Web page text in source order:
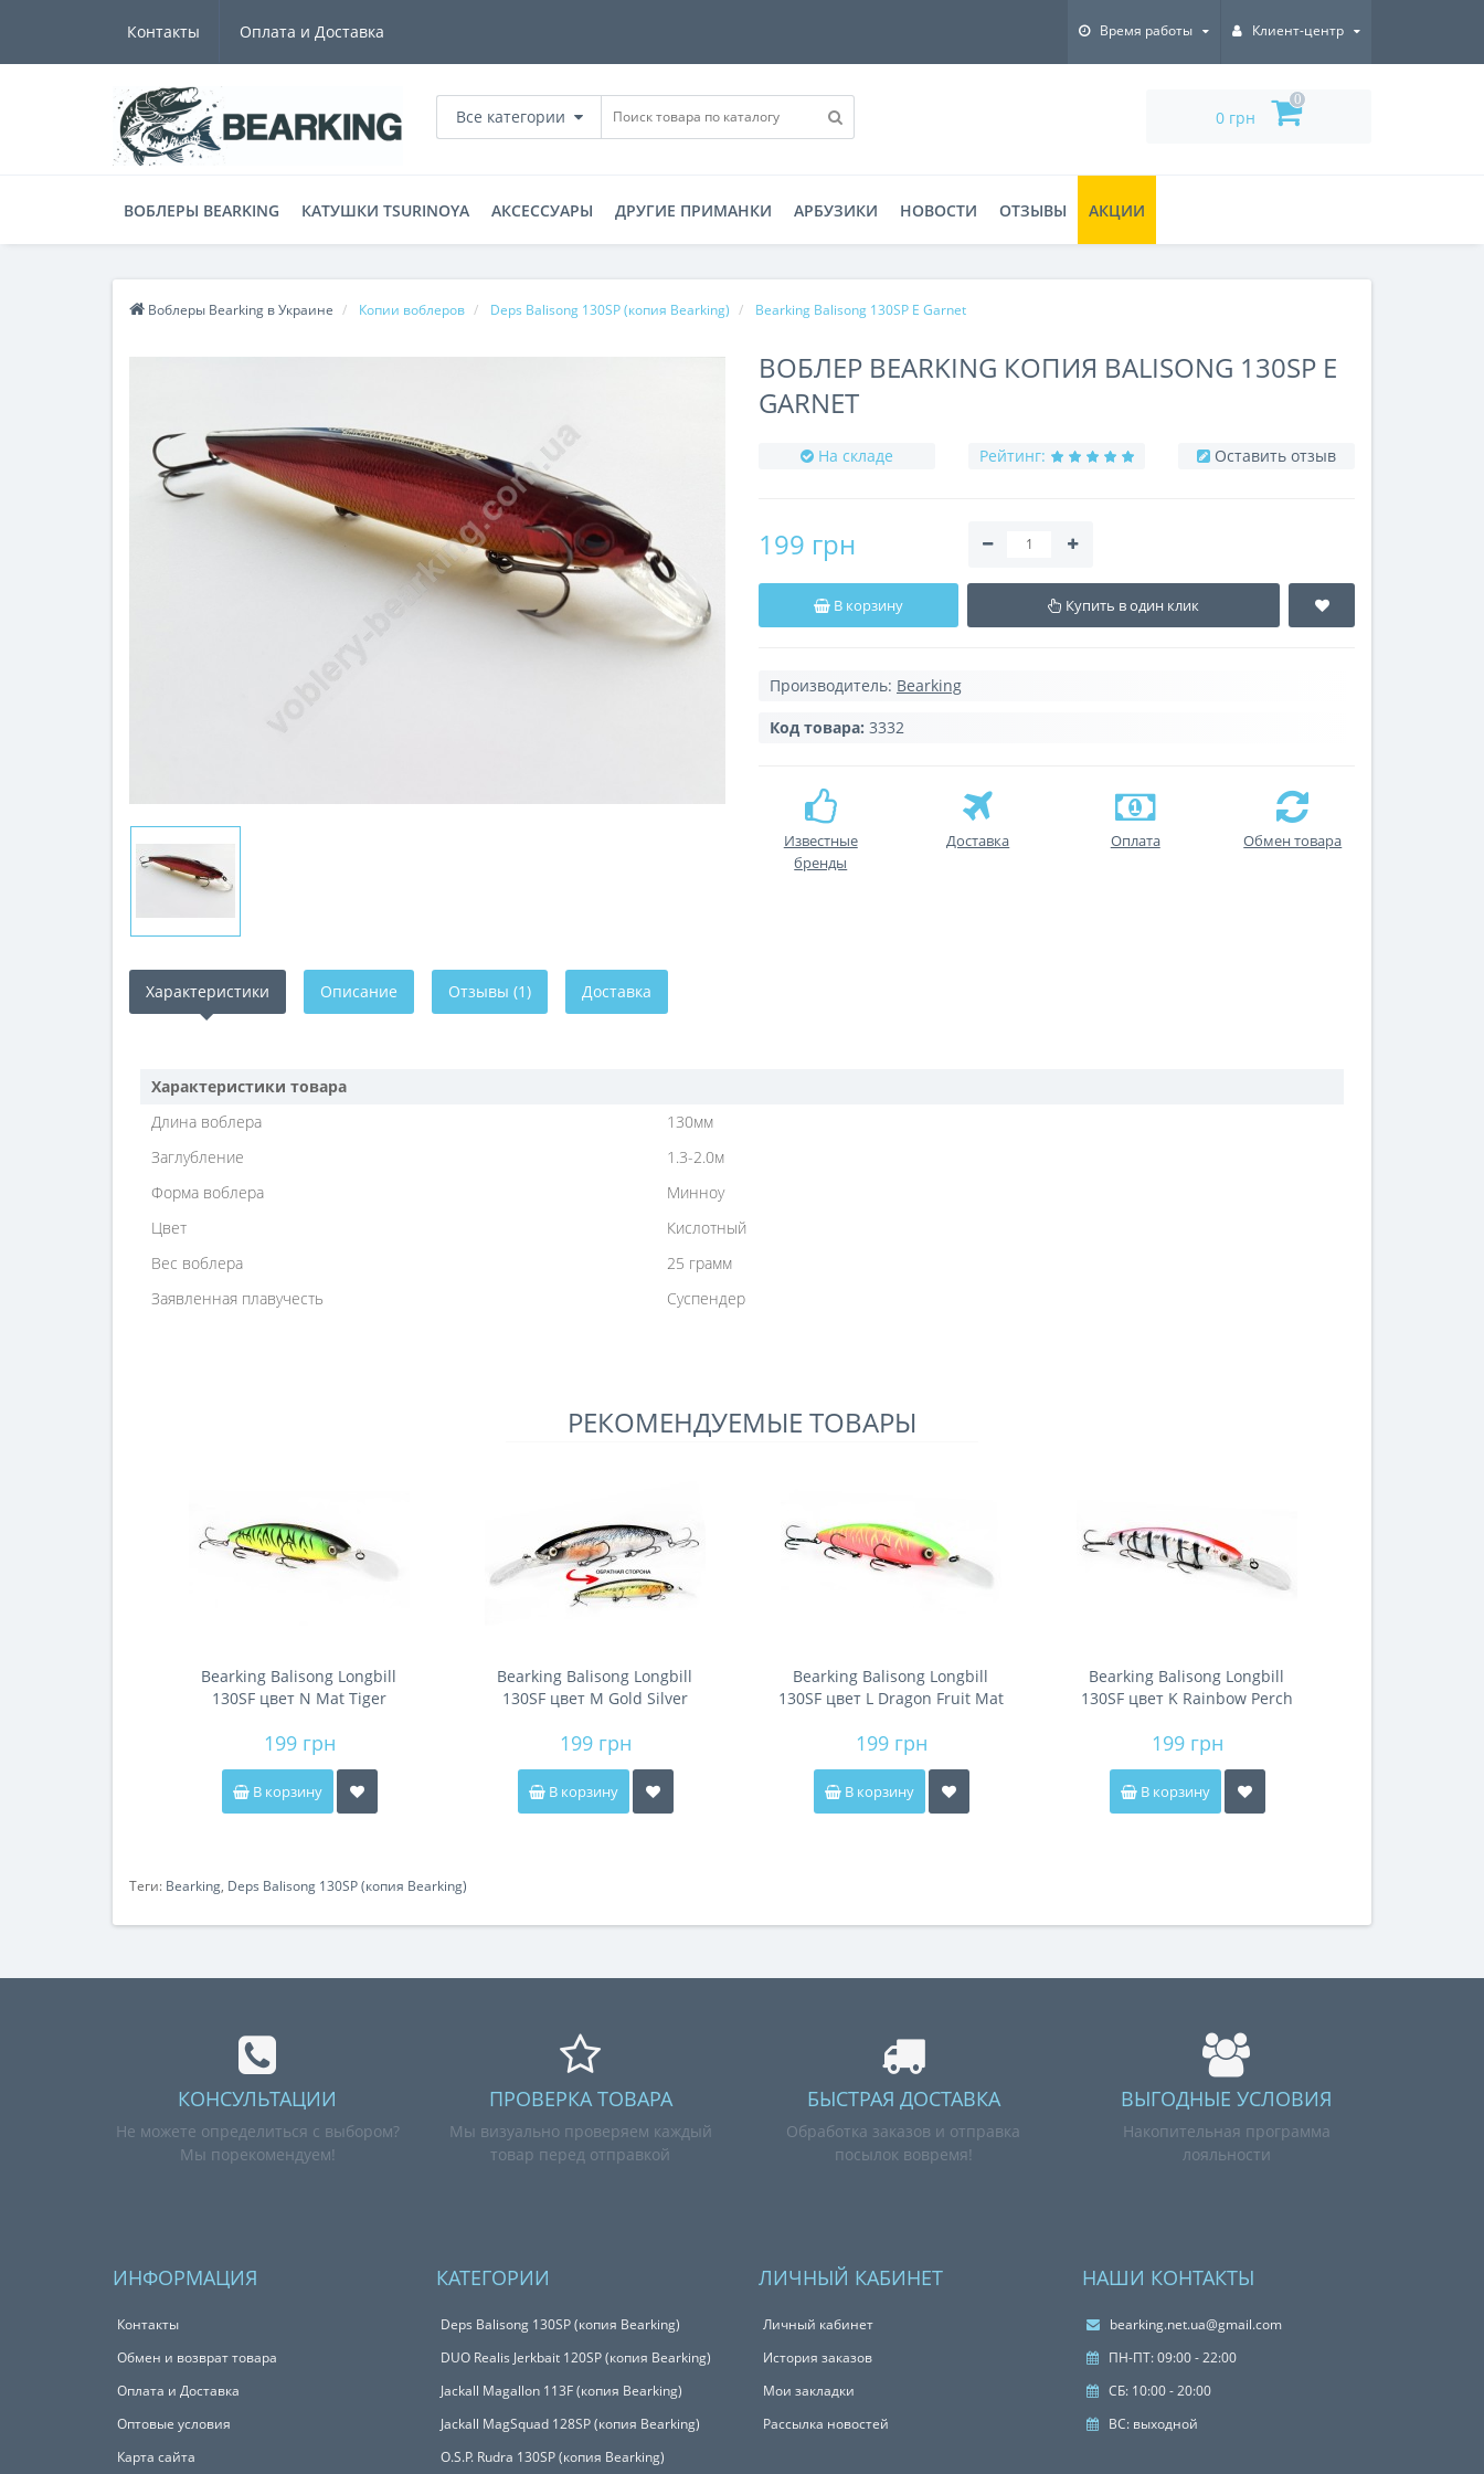
Контакты Оплата и Доставка Время работы Клиент-центр
Все категории 0 грн
0
ВОБЛЕРЫ BEARKING КАТУШКИ TSURINOYA АКСЕССУАРЫ ДРУГИЕ ПРИМАНКИ АРБУЗИКИ НОВОСТИ ОТЗЫВЫ АКЦИИ
Воблеры Bearking в Украине Копии воблеров Deps Balisong 130SP (копия Bearking) Bearking Balisong 130SP E Garnet
ВОБЛЕР BEARKING КОПИЯ BALISONG 130SP E
GARNET
На складе Рейтинг: Оставить отзыв
199 грн
В корзину Купить в один клик
Производитель: Bearking
Код товара: 3332
Известные
бренды
Доставка Оплата Обмен товара
Характеристики Описание Отзывы (1) Доставка
Характеристики товара
Длина воблера
130мм
Заглубление
1.3-2.0м
Форма воблера
Минноу
Цвет
Кислотный
Вес воблера
25 грамм
Заявленная плавучесть
Суспендер
РЕКОМЕНДУЕМЫЕ ТОВАРЫ
Bearking Balisong Longbill
130SF цвет N Mat Tiger
199 грн
В корзину
Bearking Balisong Longbill
130SF цвет M Gold Silver
199 грн
В корзину
Bearking Balisong Longbill
130SF цвет L Dragon Fruit Mat
199 грн
В корзину
Bearking Balisong Longbill
130SF цвет K Rainbow Perch
199 грн
В корзину
Теги: Bearking, Deps Balisong 130SP (копия Bearking)
КОНСУЛЬТАЦИИ
Не можете определиться с выбором?
Мы порекомендуем!
ПРОВЕРКА ТОВАРА
Мы визуально проверяем каждый
товар перед отправкой
БЫСТРАЯ ДОСТАВКА
Обработка заказов и отправка
посылок вовремя!
ВЫГОДНЫЕ УСЛОВИЯ
Накопительная программа
лояльности
ИНФОРМАЦИЯ
Контакты
Обмен и возврат товара
Оплата и Доставка
Оптовые условия
Карта сайта
КАТЕГОРИИ
Deps Balisong 130SP (копия Bearking)
DUO Realis Jerkbait 120SP (копия Bearking)
Jackall Magallon 113F (копия Bearking)
Jackall MagSquad 128SP (копия Bearking)
O.S.P. Rudra 130SP (копия Bearking)
ЛИЧНЫЙ КАБИНЕТ
Личный кабинет
История заказов
Мои закладки
Рассылка новостей
НАШИ КОНТАКТЫ
bearking.net.ua@gmail.com
ПН-ПТ: 09:00 - 22:00
СБ: 10:00 - 20:00
ВС: выходной